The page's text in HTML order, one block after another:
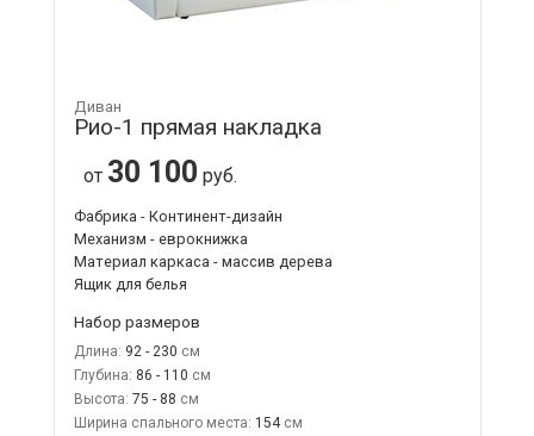
Диван
Рио-1 прямая накладка
от 30 100 руб.
Фабрика - Континент-дизайн
Механизм - еврокнижка
Материал каркаса - массив дерева
Ящик для белья
Набор размеров
Длина: 92 - 230
Глубина: 86 - 110
Высота: 75 - 88
Ширина спального места: 154